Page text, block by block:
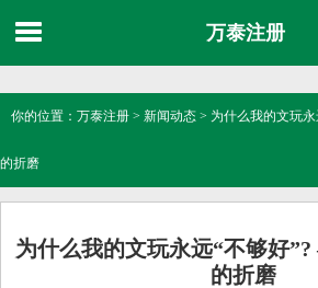
万泰注册
你的位置： 万泰注册 > 新闻动态 > 为什么我的文玩
的折磨
为什么我的文玩永远“不够好
的折磨